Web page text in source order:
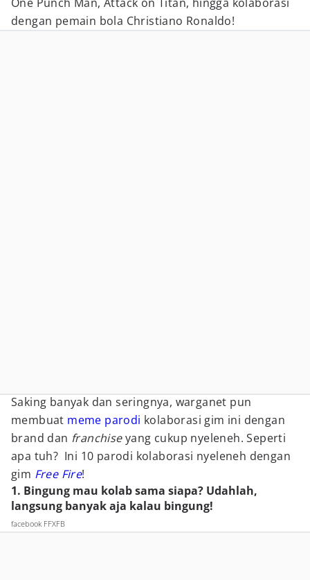
dengan pemain bola Christiano Ronaldo!
Saking banyak dan seringnya, warganet pun
membuat meme parodi kolaborasi gim ini dengan
brand dan franchiseyang cukup nyeleneh. Seperti
apa tuh? Ini 10 parodi kolaborasi nyeleneh dengan
gim Free Fire!
1. Bingung mau kolab sama siapa? Udahlah,
langsung banyak aja kalau bingung!
facebook FFXFB